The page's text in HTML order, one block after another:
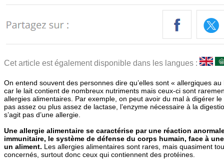
Cet article est également disponible dans les langues :
On entend souvent des personnes dire qu’elles sont « allergiques
car le lait contient de nombreux nutriments mais ceux-ci sont
allergies alimentaires. Par exemple, on peut avoir du mal à digérer
pas assez ou plus assez de lactase, l’enzyme nécessaire à la
s’agit pas d’une allergie.
Une allergie alimentaire se caractérise par une réaction
immunitaire, le système de défense du corps humain, face à
un aliment. Les allergies alimentaires sont rares, mais quasiment
concernés, surtout donc ceux qui contiennent des protéines.